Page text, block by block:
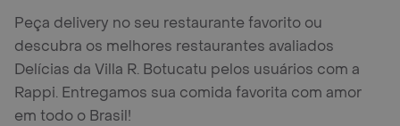
Peça delivery no seu restaurante favorito ou
descubra os melhores restaurantes avaliados
Delícias da Villa R. Botucatu pelos usuários com a
Rappi. Entregamos sua comida favorita com amor
em todo o Brasil!